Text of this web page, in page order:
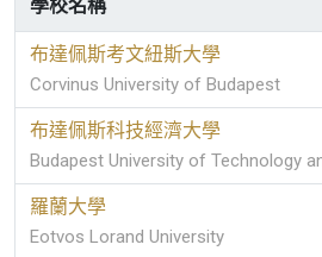
學校名稱
布達佩斯考文紐斯大學
Corvinus University of Budapest
布達佩斯科技經濟大學
Budapest University of Technology
羅蘭大學
Eotvos Lorand University